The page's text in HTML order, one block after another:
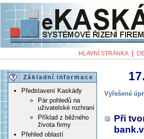
HLAVNÍ STRÁNKA
Základní informace
Představení Kaskády
Pár pohledů na
uživatelské rozhraní
Příklad z běžného
života firmy
Přehled oblastí
Vyřešené
Při